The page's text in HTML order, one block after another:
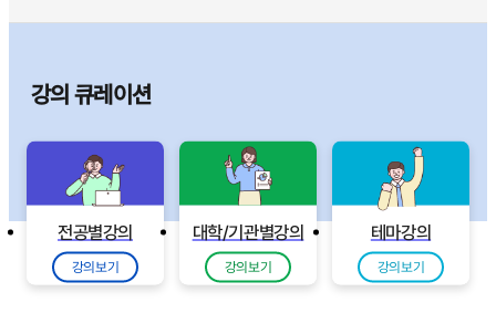
강의 큐레이션
전공별강의
강의보기
대학/기관별강의
강의보기
테마강의
강의보기